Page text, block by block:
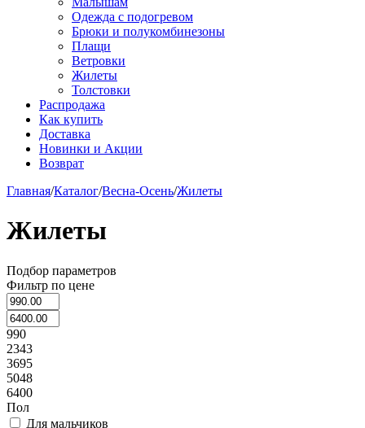
Одежда с подогревом
Брюки и полукомбинезоны
Плащи
Ветровки
Жилеты
Толстовки
Распродажа
Как купить
Доставка
Новинки и Акции
Возврат
Главная/Каталог/Весна-Осень/Жилеты
Жилеты
Подбор параметров
Фильтр по цене
990
2343
3695
5048
6400
Пол
Для мальчиков